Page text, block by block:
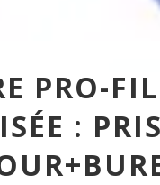
PRO-FIL
: